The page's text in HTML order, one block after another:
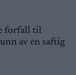
forfall til
av en saftig